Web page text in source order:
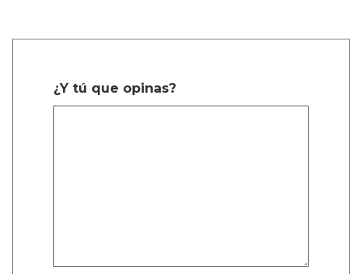
¿Y tú que opinas?